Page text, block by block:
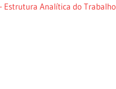
Estrutura Analítica do Trabalho